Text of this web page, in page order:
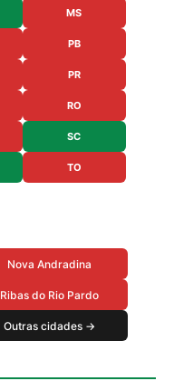
MS
PB
PR
RO
SC
TO
Nova Andradina
Ribas do Rio Pardo
Outras cidades →